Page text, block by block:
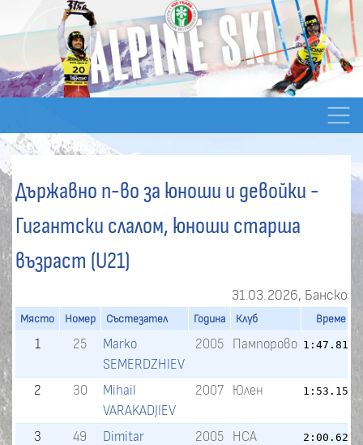
Държавно п-во за юноши и девойки -
Гигантски слалом, юноши старша
възраст (U21)
31.03.2026, Банско
Място Номер Състезател Година Клуб Време
1 25
Marko
SEMERDZHIEV
2005 Пампорово 1:47.81
2 30
Mihail
VARAKADJIEV
2007 Юлен 1:53.15
3 49
Dimitar
2005 НСА 2:00.62